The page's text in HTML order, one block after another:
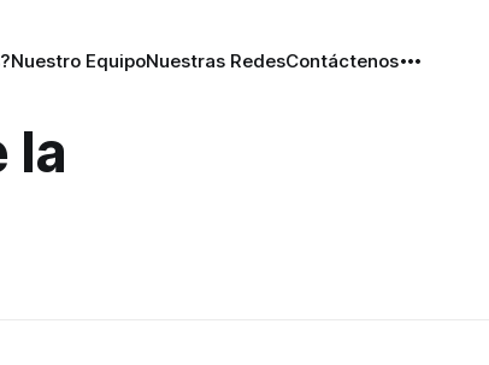
Nuestro EquipoNuestras RedesContáctenos
la